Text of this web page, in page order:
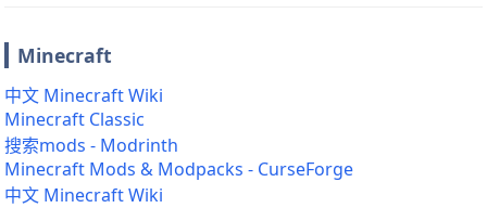
Minecraft
中文 Minecraft Wiki
Minecraft Classic
搜索mods - Modrinth
Minecraft Mods & Modpacks - CurseForge
中文 Minecraft Wiki